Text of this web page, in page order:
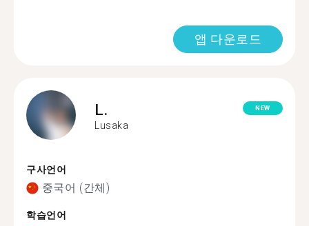
앱 다운로드
L.
Lusaka
NEW
구사언어
중국어 (간체)
학습언어